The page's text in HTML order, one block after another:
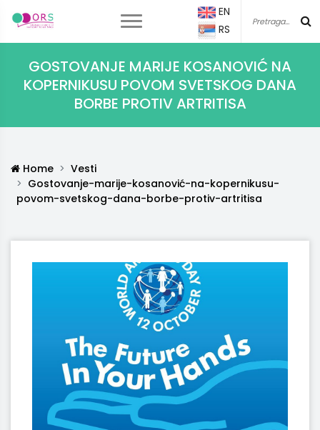
EN
RS
GOSTOVANJE MARIJE KOSANOVIĆ NA
KOPERNIKUSU POVOM SVETSKOG DANA
BORBE PROTIV ARTRITISA
Home
Vesti
Gostovanje-marije-kosanović-na-kopernikusu-
povom-svetskog-dana-borbe-protiv-artritisa